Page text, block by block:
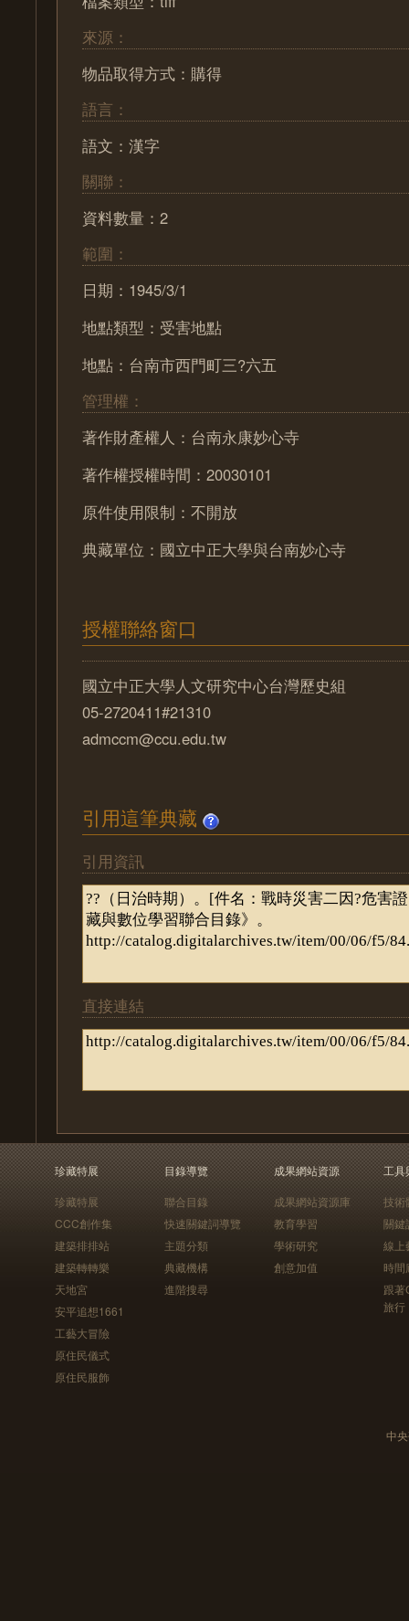
來源：
物品取得方式：購得
語言：
語文：漢字
關聯：
資料數量：2
範圍：
日期：1945/3/1
地點類型：受害地點
地點：台南市西門町三?六五
管理權：
著作財產權人：台南永康妙心寺
著作權授權時間：20030101
原件使用限制：不開放
典藏單位：國立中正大學與台南妙心寺
授權聯絡窗口
國立中正大學人文研究中心台灣歷史組
05-2720411#21310
admccm@ccu.edu.tw
引用這筆典藏
引用資訊
直接連結
珍藏特展
珍藏特展
CCC創作集
建築排排站
建築轉轉樂
天地宮
安平追想1661
工藝大冒險
原住民儀式
原住民服飾
目錄導覽
聯合目錄
快速關鍵詞導覽
主題分類
典藏機構
進階搜尋
成果網站資源
成果網站資源庫
教育學習
學術研究
創意加值
工具
技術
關鍵
線上
時間
跟
旅行
中